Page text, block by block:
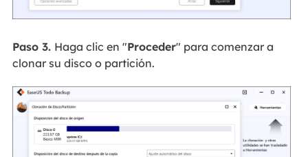
Paso 3. Haga clic en "Proceder" para comenzar a
clonar su disco o partición.